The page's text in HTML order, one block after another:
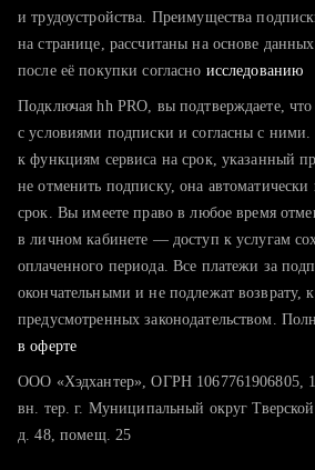
тратите много времени на поиск и
хотите сравнить себя с
и трудоустройства. Преимущества
на странице, рассчитаны на основе
после её покупки согласно исследованию
Подключая hh PRO, вы подтверждаете,
с условиями подписки и согласны с ними.
к функциям сервиса на срок, указанный
не отменить подписку, она автоматически
срок. Вы имеете право в любое время
в личном кабинете — доступ к услугам
оплаченного периода. Все платежи за
окончательными и не подлежат возврату,
предусмотренных законодательством.
в оферте
ООО «Хэдхантер», ОГРН 1067761906805,
вн. тер. г. Муниципальный округ
д. 48, помещ. 25